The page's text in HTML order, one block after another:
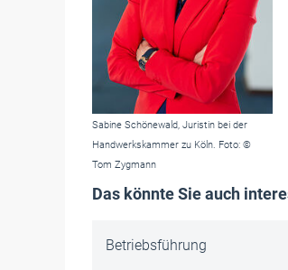
Sabine Schönewald, Juristin bei der
Handwerkskammer zu Köln. Foto: ©
Tom Zygmann
Das könnte Sie auch
Betriebsführung